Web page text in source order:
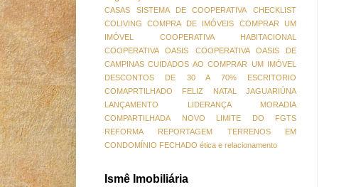
CASAS SISTEMA DE COOPERATIVA
CHECKLIST
COLIVING
COMPRA DE IMÓVEIS
COMPRAR UM
IMÓVEL
COOPERATIVA HABITACIONAL
COOPERATIVA OASIS
COOPERATIVA OASIS DE
CAMPINAS CUIDADOS AO COMPRAR UM IMÓVEL
DESCONTOS DE 30 A 70%
ESCRITORIO
COMAPRTILHADO
FELIZ NATAL
JAGUARIÚNA
LANÇAMENTO
LIDERANÇA
MORADIA
COMPARTILHADA
NOVO LIMITE DO FGTS
REFORMA
REPORTAGEM
TERRENOS EM
CONDOMÍNIO FECHADO ética e relacionamento
Ismê Imobiliária